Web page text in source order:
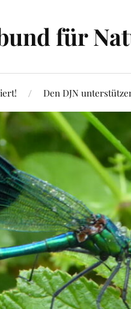
für
Den DJN